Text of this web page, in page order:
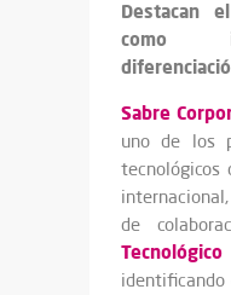
Destacan
como
Sabre
uno de los
de
identificando